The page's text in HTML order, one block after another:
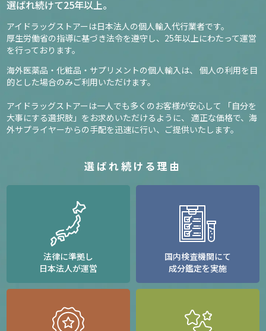
選ばれ続けて25年以上。
アイドラッグストアーは日本法人の個人輸入代行業者です。
厚生労働省の指導に基づき法令を遵守し、 25年以上にわたって運営
を行っております。
海外医薬品・化粧品・サプリメントの個人輸入は、
個人の利用を目
的とした場合のみご利用いただけます。
アイドラッグストアーは一人でも多くのお客様が安心して
「自分を
大事にする選択肢」をお求めいただけるように、
適正な価格で、海
外サプライヤーからの手配を迅速に行い、ご提供いたします。
選ばれ続ける理由
法律に準拠し
日本法人が運営
国内検査機関にて
成分鑑定を実施